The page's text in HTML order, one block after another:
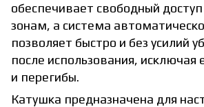
обеспечивает свободный
зонам, а система
позволяет быстро и без усилий
после использования, исключая
и перегибы.
Катушка предназначена для